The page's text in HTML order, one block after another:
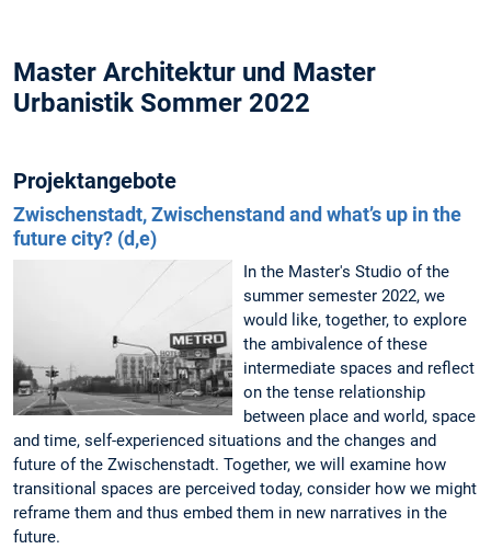
Master Architektur und Master
Urbanistik Sommer 2022
Projektangebote
Zwischenstadt, Zwischenstand and what’s up in the
future city? (d,e)
In the Master's Studio of the
summer semester 2022, we
would like, together, to explore
the ambivalence of these
intermediate spaces and reflect
on the tense relationship
between place and world, space
and time, self-experienced situations and the changes and
future of the Zwischenstadt. Together, we will examine how
transitional spaces are perceived today, consider how we might
reframe them and thus embed them in new narratives in the
future.